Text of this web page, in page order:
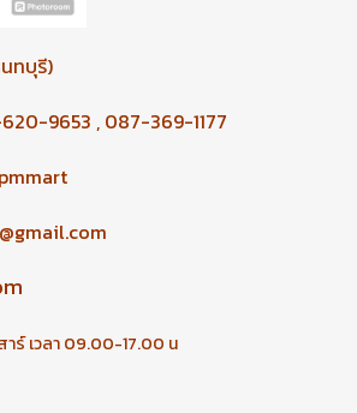
ทบุรี)
9653 , 087-369-1177
าร์ เวลา 09.00-17.00 น